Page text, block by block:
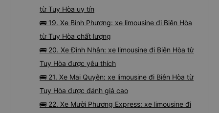
từ Tuy Hòa uy tín
🚌 19. Xe Bình Phương: xe limousine đi Biên Hòa
từ Tuy Hòa chất lượng
🚌 20. Xe Đình Nhân: xe limousine đi Biên Hòa từ
Tuy Hòa được yêu thích
🚌 21. Xe Mai Quyên: xe limousine đi Biên Hòa từ
Tuy Hòa được đánh giá cao
🚌 22. Xe Mười Phương Express: xe limousine đi